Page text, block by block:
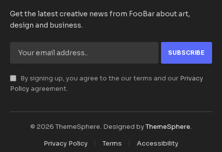
Get the latest creative news from FooBar about art,
design and business.
By signing up, you agree to the our terms and our Privacy
Policy agreement.
© 2026 ThemeSphere. Designed byThemeSphere.
Privacy Policy
Terms Accessibility